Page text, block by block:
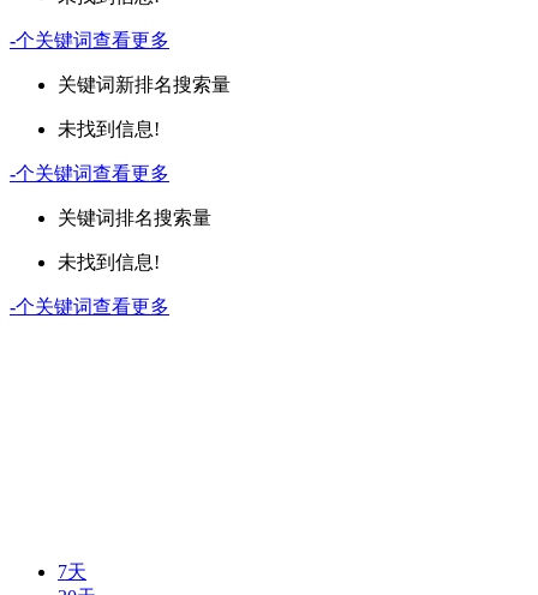
-个关键词查看更多
关键词新排名搜索量
未找到信息!
-个关键词查看更多
关键词排名搜索量
未找到信息!
-个关键词查看更多
7天